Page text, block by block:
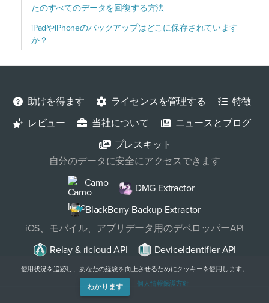
たのすべてのデータを回復する方法
iPadやiPhoneのバックアップはどこに保存されています
か？
助けを得ます ライセンスを管理する
特徴
レビュー
当社について
ニュースとブログ
プレスキット
自分のデータに安全にアクセスできます
Camo
DMG Extractor
BlackBerry Backup Extractor
iOS、モバイル、アプリデータ用のデベロッパーAPI
Relay & ricloud API
DeviceIdentifier API
使用状況を追跡し、あなたの経験を向上させるためにクッキーを使用します。
わかります 個人情報保護方針